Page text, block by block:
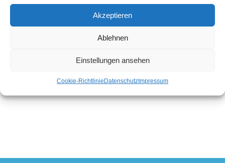
Akzeptieren
Ablehnen
Einstellungen ansehen
Cookie-Richtlinie Datenschutz Impressum
Historie der BCK Heimbach-Weis
Senioren